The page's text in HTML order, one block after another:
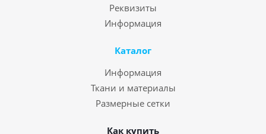
Реквизиты
Информация
Каталог
Информация
Ткани и материалы
Размерные сетки
Как купить